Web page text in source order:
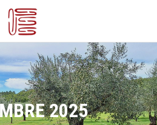
2025